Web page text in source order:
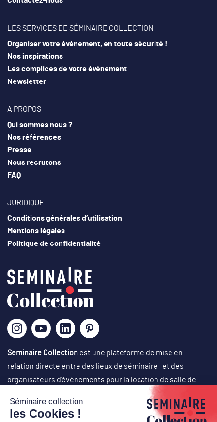
LES SERVICES DE SÉMINAIRE COLLECTION
Organiser votre événement, en toute sécurité !
Nos inspirations
Les complices de votre événement
Newsletter
A PROPOS
Qui sommes nous ?
Nos références
Presse
Nous recrutons
FAQ
JURIDIQUE
Conditions générales d’utilisation
Mentions légales
Politique de confidentialité
Seminaire Collection est une plateforme de mise en
relation directe entre des lieux de séminaire et des
organisateurs d’événements pour la location de salle de
réunion atypique. Nous proposons une sélection de lieux
originaux, singuliers et atypiques dans des cadres